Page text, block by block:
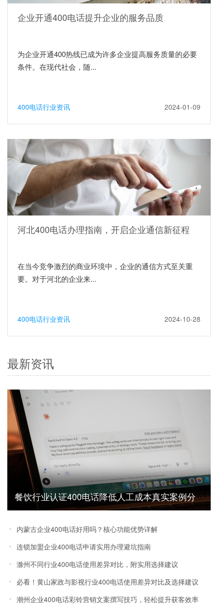
企业开通400电话提升企业的服务品质
为企业开通400热线已成为许多企业提高服务质量的必要
条件。在现代社会，随...
400电话行业资讯 2024-01-09
河北400电话办理指南，开启企业通信新征程
在当今竞争激烈的商业环境中，企业的通信方式至关重
要。对于河北的企业来...
400电话行业资讯 2024-10-28
最新资讯
餐饮行业认证400电话降低人工成本真实案例分
享
内蒙古企业400电话好用吗？核心功能优势详解
连锁加盟企业400电话申请实用办理避坑指南
滁州不同行业400电话使用差异对比，附实用选择建议
必看！黄山家政与影视行业400电话使用差异对比及选择建议
潮州企业400电话彩铃营销文案撰写技巧，轻松提升获客效率